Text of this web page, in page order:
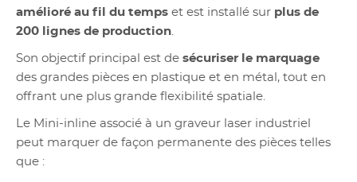
amélioré au fil du temps et est installé sur plus de
200 lignes de production.
Son objectif principal est de sécuriser le marquage
des grandes pièces en plastique et en métal, tout en
offrant une plus grande flexibilité spatiale.
Le Mini-inline associé à un graveur laser industriel
peut marquer de façon permanente des pièces telles
que :